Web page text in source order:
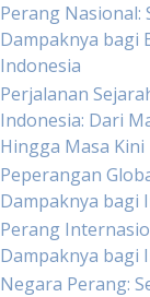
Perang Nasional:
Dampaknya bagi
Indonesia
Perjalanan
Indonesia: Dari
Hingga Masa Kini
Peperangan
Dampaknya bagi
Perang
Dampaknya bagi
Negara Perang: